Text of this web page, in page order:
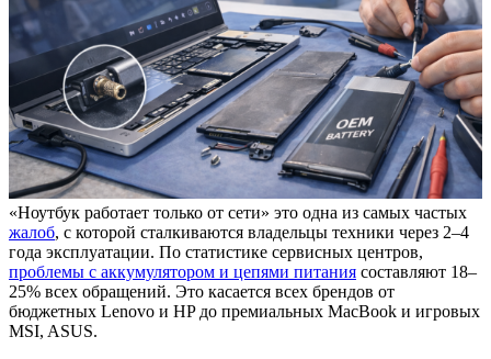
«Ноутбук работает только от сети» это одна из самых частых
жалоб, с которой сталкиваются владельцы техники через 2–4
года эксплуатации. По статистике сервисных центров,
проблемы с аккумулятором и цепями питания составляют 18–
25% всех обращений. Это касается всех брендов от
бюджетных Lenovo и HP до премиальных MacBook и игровых
MSI, ASUS.